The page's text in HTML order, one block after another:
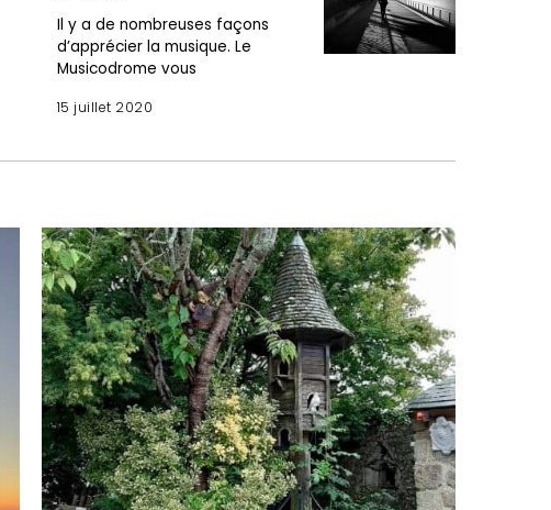
Il y a de nombreuses façons
d’apprécier la musique. Le
Musicodrome vous
15 juillet 2020